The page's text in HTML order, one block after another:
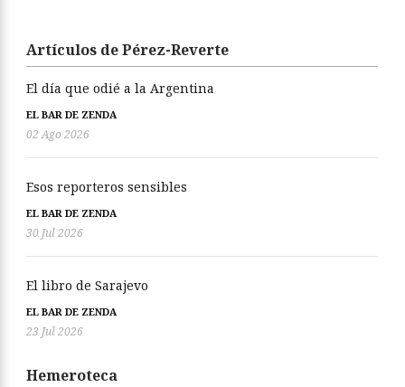
Artículos de Pérez-Reverte
El día que odié a la Argentina
EL BAR DE ZENDA
02 Ago 2026
Esos reporteros sensibles
EL BAR DE ZENDA
30 Jul 2026
El libro de Sarajevo
EL BAR DE ZENDA
23 Jul 2026
Hemeroteca